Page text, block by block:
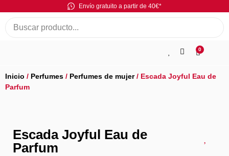
Envío gratuito a partir de 40€*
0
Inicio / Perfumes / Perfumes de mujer/ Escada Joyful Eau de
Parfum
Escada Joyful Eau de
Parfum